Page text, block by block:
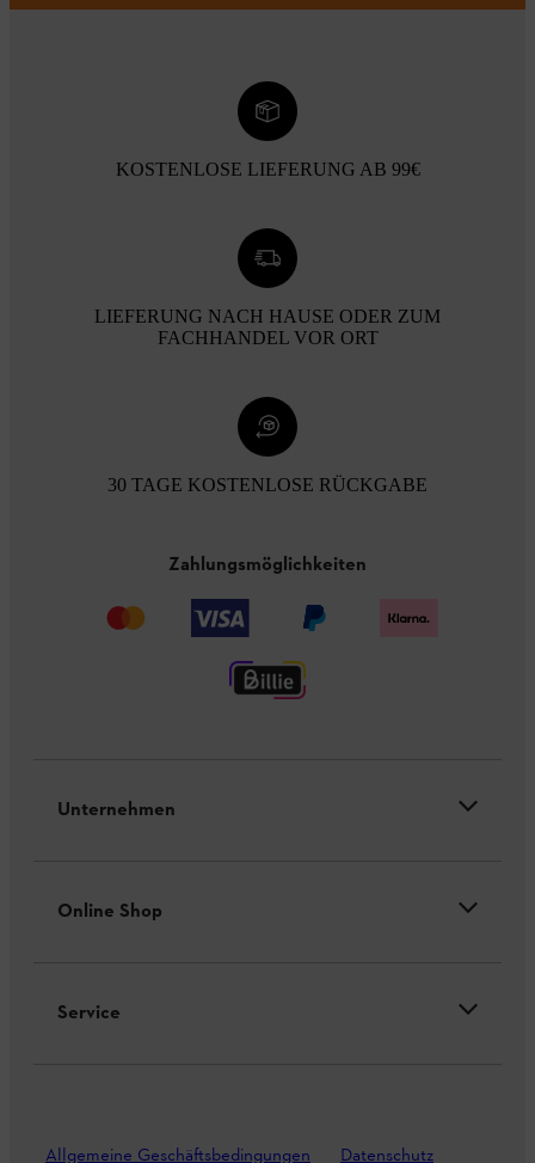
KOSTENLOSE LIEFERUNG AB 99€
LIEFERUNG NACH HAUSE ODER ZUM
FACHHANDEL VOR ORT
30 TAGE KOSTENLOSE RÜCKGABE
Zahlungsmöglichkeiten
Unternehmen
Online Shop
Service
Allgemeine Geschäftsbedingungen Datenschutz